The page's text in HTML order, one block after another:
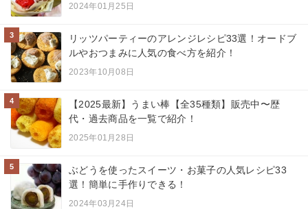
2024年01月25日
3
リッツパーティーのアレンジレシピ33選！オードブ
ルやおつまみに人気の食べ方を紹介！
2023年10月08日
4
【2025最新】うまい棒【全35種類】販売中〜歴
代・過去商品を一覧で紹介！
2025年01月28日
5
ぶどうを使ったスイーツ・お菓子の人気レシピ33
選！簡単に手作りできる！
2024年03月24日